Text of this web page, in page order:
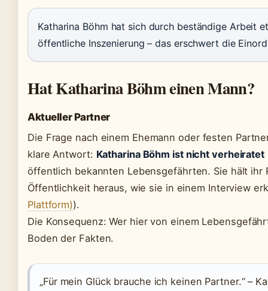
Katharina Böhm hat sich durch beständige Arbeit
öffentliche Inszenierung – das erschwert die
Hat Katharina Böhm einen Mann?
Aktueller Partner
Die Frage nach einem Ehemann oder festen
klare Antwort: Katharina Böhm ist nicht verheiratet
öffentlich bekannten Lebensgefährten. Sie hält ihr
Öffentlichkeit heraus, wie sie in einem Interview
Plattform)).
Die Konsequenz: Wer hier von einem
Boden der Fakten.
„Für mein Glück brauche ich keinen Partner.“ –